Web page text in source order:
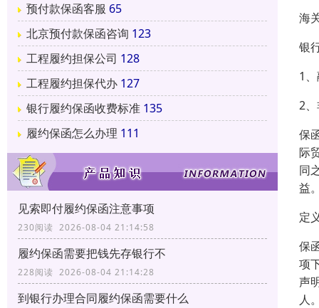
预付款保函客服 65
北京预付款保函咨询 123
工程履约担保公司 128
工程履约担保代办 127
银行履约保函收费标准 135
履约保函怎么办理 111
见索即付履约保函注意事项
230阅读 2026-08-04 21:14:58
履约保函需要把钱先存银行不
228阅读 2026-08-04 21:14:28
到银行办理合同履约保函需要什么
海
银
1
2
保
际
同
益
定
保
项
声
人